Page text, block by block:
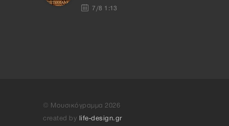
7/8 1:13
© Μουσικόγραμμα 2026
created by
life-design.gr